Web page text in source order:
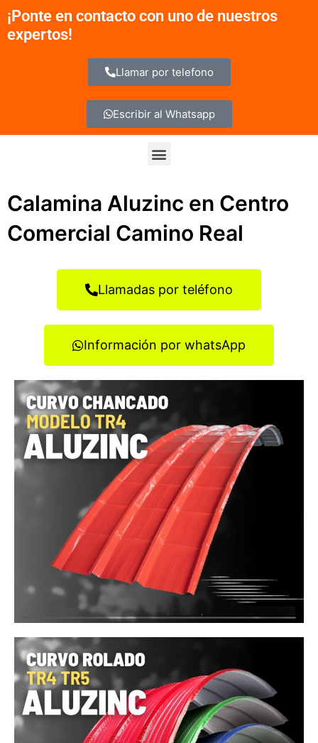
contenido
¡Ponte en contacto con uno de nuestros
expertos!
Llamar por telefono
Escribir al Whatsapp
Menu
Calamina Aluzinc en Centro
Comercial Camino Real
Llamadas por teléfono
Información por whatsApp